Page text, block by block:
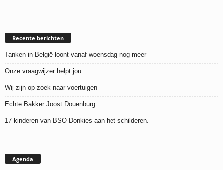
Recente berichten
Tanken in België loont vanaf woensdag nog meer
Onze vraagwijzer helpt jou
Wij zijn op zoek naar voertuigen
Echte Bakker Joost Douenburg
17 kinderen van BSO Donkies aan het schilderen.
Agenda